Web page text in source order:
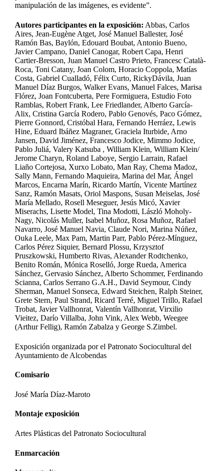
manipulación de las imágenes, es evidente”.
Autores participantes en la exposición: Abbas, Carlos
Aires, Jean-Eugène Atget, José Manuel Ballester, José
Ramón Bas, Baylón, Edouard Boubat, Antonio Bueno,
Javier Campano, Daniel Canogar, Robert Capa, Henri
Cartier-Bresson, Juan Manuel Castro Prieto, Francesc Català-
Roca, Toni Catany, Joan Colom, Horacio Coppola, Matías
Costa, Gabriel Cualladó, Félix Curto, RickyDávila, Juan
Manuel Díaz Burgos, Walker Evans, Manuel Falces, Marisa
Flórez, Joan Fontcuberta, Pere Formiguera, Estudio Foto
Ramblas, Robert Frank, Lee Friedlander, Alberto García-
Alix, Cristina García Rodero, Pablo Genovés, Paco Gómez,
Pierre Gonnord, Cristóbal Hara, Fernando Herráez, Lewis
Hine, Eduard Ibáñez Magraner, Graciela Iturbide, Arno
Jansen, David Jiménez, Francesco Jodice, Mimmo Jodice,
Pablo Juliá, Valery Katsuba , William Klein, William Klein/
Jerome Charyn, Roland Laboye, Sergio Larrain, Rafael
Liaño Cortejosa, Xurxo Lobato, Man Ray, Chema Madoz,
Sally Mann, Fernando Maquieira, Marina del Mar, Ángel
Marcos, Encarna Marín, Ricardo Martín, Vicente Martínez
Sanz, Ramón Masats, Oriol Maspons, Susan Meiselas, José
María Mellado, Rosell Meseguer, Jesús Micó, Xavier
Miserachs, Lisette Model, Tina Modotti, László Moholy-
Nagy, Nicolás Muller, Isabel Muñoz, Rosa Muñoz, Rafael
Navarro, José Manuel Navia, Claude Nori, Marina Núñez,
Ouka Leele, Max Pam, Martin Parr, Pablo Pérez-Mínguez,
Carlos Pérez Siquier, Bernard Plossu, Krzysztof
Pruszkowski, Humberto Rivas, Alexander Rodtchenko,
Benito Román, Mónica Roselló, Jorge Rueda, America
Sánchez, Gervasio Sánchez, Alberto Schommer, Ferdinando
Scianna, Carlos Serrano G.A.H., David Seymour, Cindy
Sherman, Manuel Sonseca, Edward Steichen, Ralph Steiner,
Grete Stern, Paul Strand, Ricard Terré, Miguel Trillo, Rafael
Trobat, Javier Vallhonrat, Valentín Vallhonrat, Virxilio
Vieitez, Darío Villalba, John Vink, Alex Webb, Weegee
(Arthur Fellig), Ramón Zabalza y George S.Zimbel.
Exposición organizada por el Patronato Sociocultural del
Ayuntamiento de Alcobendas
Comisario
José María Díaz-Maroto
Montaje exposición
Artes Plásticas del Patronato Sociocultural
Enmarcación